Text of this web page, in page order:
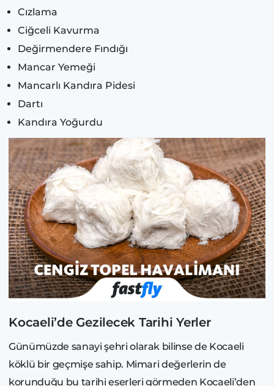
Cızlama
Ciğceli Kavurma
Değirmendere Fındığı
Mancar Yemeği
Mancarlı Kandıra Pidesi
Dartı
Kandıra Yoğurdu
Kocaeli’de Gezilecek Tarihi Yerler
Günümüzde sanayi şehri olarak bilinse de Kocaeli
köklü bir geçmişe sahip. Mimari değerlerin de
korunduğu bu tarihi eserleri görmeden Kocaeli’den